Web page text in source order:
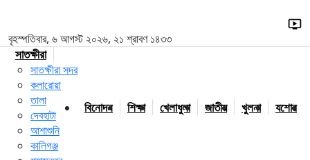
বৃহস্পতিবার, ৬ আগস্ট ২০২৬, ২১ শ্রাবণ ১৪৩৩
সাতক্ষীরা
সাতক্ষীরা সদর
কলারোয়া
তালা
দেবহাটা
আশাশুনি
কালিগঞ্জ
বিনোদন শিক্ষা খেলাধুলা জাতীয় খুলনা যশোর